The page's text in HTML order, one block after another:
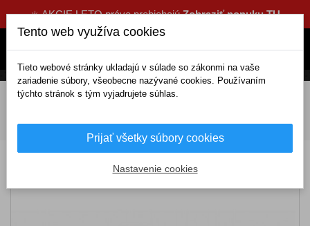
☀️ AKCIE LETO práve prebiehajúZobraziť ponuku TU
DOMOV Elektrické doplnky
H1
Tento web využíva cookies
Tieto webové stránky ukladajú v súlade so zákonmi na vaše
zariadenie súbory, všeobecne nazývané cookies. Používaním
týchto stránok s tým vyjadrujete súhlas.
Prijať všetky súbory cookies
Nastavenie cookies